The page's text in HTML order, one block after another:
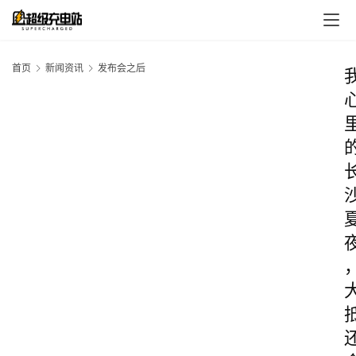
首页 新闻资讯 发布会之后